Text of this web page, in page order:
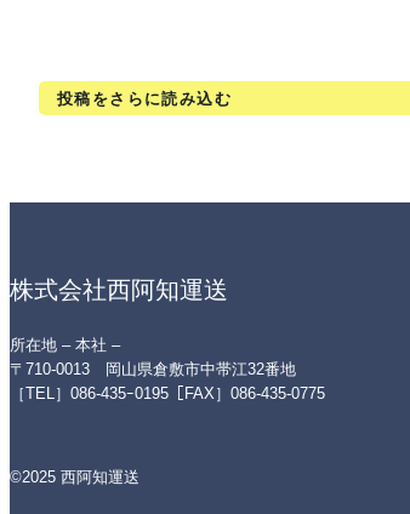
投稿をさらに読み込む
株式会社西阿知運送
所在地 – 本社 –
〒710-0013 岡山県倉敷市中帯江32番地
［TEL］086-435ｰ0195［FAX］086-435-0775
©2025 西阿知運送